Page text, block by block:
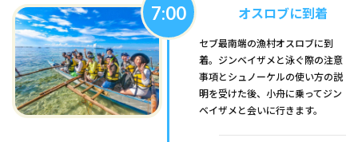
7:00 オスロブに到着
セブ最南端の漁村オスロブに到
着。ジンベイザメと泳ぐ際の注意
事項とシュノーケルの使い方の説
明を受けた後、小舟に乗ってジン
ベイザメと会いに行きます。